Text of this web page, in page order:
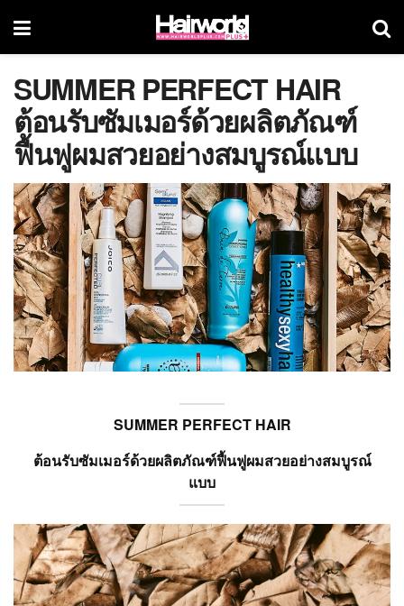
SUMMER PERFECT HAIR
ต้อนรับซัมเมอร์ด้วยผลิตภัณฑ์
ฟื้นฟูผมสวยอย่างสมบูรณ์แบบ
SUMMER PERFECT HAIR
ต้อนรับซัมเมอร์ด้วยผลิตภัณฑ์ฟื้นฟูผมสวยอย่างสมบูรณ์
แบบ